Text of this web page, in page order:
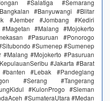
#Salatiga #Semarang
#Banyuwangi #Blitar
#Jember #Jombang #Kediri
#Malang #Mojokerto
#Pasuruan #Ponorogo
#Sumenep #Sumenep
#Mojokerto #Pasuruan
#Jakarta #Barat
#Lebak #Pandeglang
#Serang #Tangerang
#KulonProgo #Sleman
#SumateraUtara #Medan